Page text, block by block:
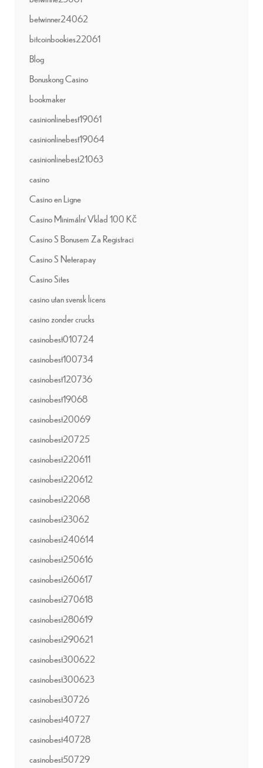
betwinner24062
bitcoinbookies22061
Blog
Bonuskong Casino
bookmaker
casinionlinebest19061
casinionlinebest19064
casinionlinebest21063
casino
Casino en Ligne
Casino Minimální Vklad 100 Kč
Casino S Bonusem Za Registraci
Casino S Neterapay
Casino Sites
casino utan svensk licens
casino zonder crucks
casinobest010724
casinobest100734
casinobest120736
casinobest19068
casinobest20069
casinobest20725
casinobest220611
casinobest220612
casinobest22068
casinobest23062
casinobest240614
casinobest250616
casinobest260617
casinobest270618
casinobest280619
casinobest290621
casinobest300622
casinobest300623
casinobest30726
casinobest40727
casinobest40728
casinobest50729